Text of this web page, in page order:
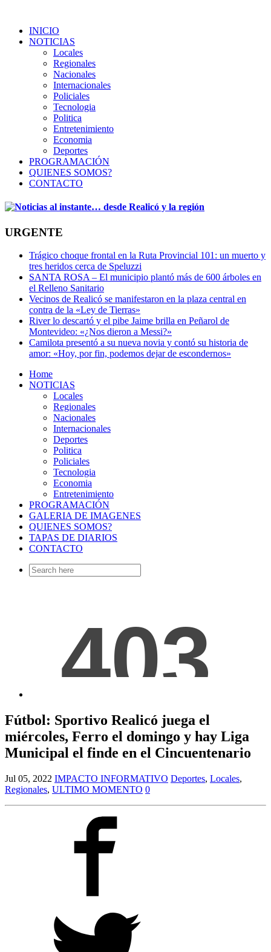
INICIO
NOTICIAS
Locales
Regionales
Nacionales
Internacionales
Policiales
Tecnologia
Politica
Entretenimiento
Economia
Deportes
PROGRAMACIÓN
QUIENES SOMOS?
CONTACTO
URGENTE
Trágico choque frontal en la Ruta Provincial 101: un muerto y
tres heridos cerca de Speluzzi
SANTA ROSA – El municipio plantó más de 600 árboles en
el Relleno Sanitario
Vecinos de Realicó se manifestaron en la plaza central en
contra de la «Ley de Tierras»
River lo descartó y el pibe Jaime brilla en Peñarol de
Montevideo: «¿Nos dieron a Messi?»
Camilota presentó a su nueva novia y contó su historia de
amor: «Hoy, por fin, podemos dejar de escondernos»
Home
NOTICIAS
Locales
Regionales
Nacionales
Internacionales
Deportes
Politica
Policiales
Tecnologia
Economia
Entretenimiento
PROGRAMACIÓN
GALERIA DE IMAGENES
QUIENES SOMOS?
TAPAS DE DIARIOS
CONTACTO
Search
for:
Fútbol: Sportivo Realicó juega el
miércoles, Ferro el domingo y hay Liga
Municipal el finde en el Cincuentenario
Jul 05, 2022 IMPACTO INFORMATIVO Deportes, Locales,
Regionales, ULTIMO MOMENTO 0